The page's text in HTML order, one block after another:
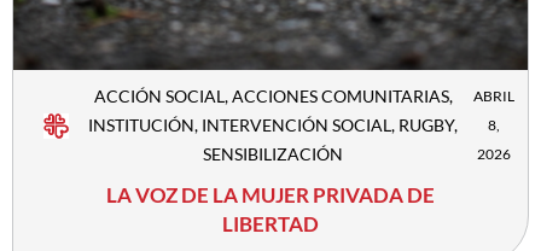
ACCIÓN SOCIAL,ACCIONES COMUNITARIAS,
INSTITUCIÓN, INTERVENCIÓN SOCIAL, RUGBY,
SENSIBILIZACIÓN
ABRIL
8,
2026
LA VOZ DE LA MUJER PRIVADA DE
LIBERTAD